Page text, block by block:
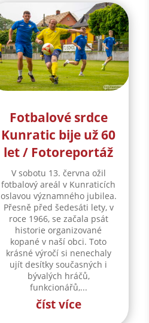
Fotbalové srdce
Kunratic bije už 60
let / Fotoreportáž
V sobotu 13. června ožil
fotbalový areál v Kunraticích
oslavou významného jubilea.
Přesně před šedesáti lety, v
roce 1966, se začala psát
historie organizované
kopané v naší obci. Toto
krásné výročí si nenechaly
ujít desítky současných i
bývalých hráčů,
funkcionářů,...
číst více